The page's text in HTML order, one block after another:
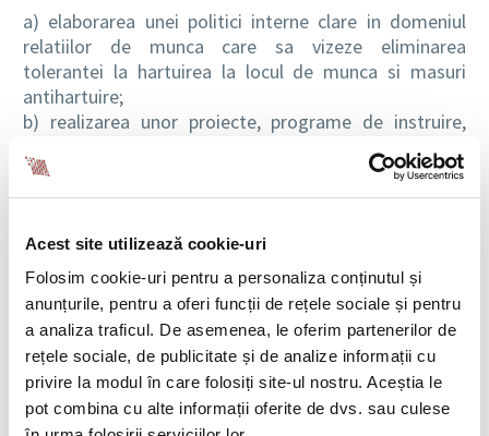
Acest site utilizează cookie-uri
Folosim cookie-uri pentru a personaliza conținutul și
anunțurile, pentru a oferi funcții de rețele sociale și pentru
a analiza traficul. De asemenea, le oferim partenerilor de
rețele sociale, de publicitate și de analize informații cu
privire la modul în care folosiți site-ul nostru. Aceștia le
pot combina cu alte informații oferite de dvs. sau culese
a) elaborarea unei politici interne clare in domeniul
relatiilor de munca care sa vizeze eliminarea
tolerantei la hartuirea la locul de munca si masuri
antihartuire;
b) realizarea unor proiecte, programe de instruire,
campanii de informare, educare si constientizare a
angajatilor in scopul asigurarii unei intelegeri comune,
asupra politicii interne privind hartuirea la locul de
unei astfel de situatii;
c) asigurarea unor sesiuni de informare si formare
specializata in domeniul egalitatii de sanse si de
tratament intre femei si barbati pentru conducerea
institutiei si celelalte posturi de conducere;
d) promovarea unei atitudini bazate pe respect
reciproc si buna colaborare care sa genereze un
comportament profesional in orice moment, inclusiv